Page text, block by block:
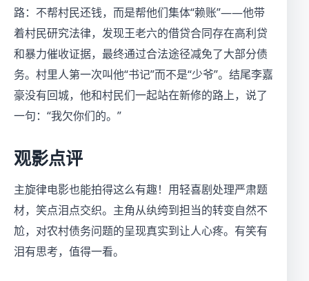
路：不帮村民还钱，而是帮他们集体“赖账”——他带
着村民研究法律，发现王老六的借贷合同存在高利贷
和暴力催收证据，最终通过合法途径减免了大部分债
务。村里人第一次叫他“书记”而不是“少爷”。结尾李嘉
豪没有回城，他和村民们一起站在新修的路上，说了
一句：“我欠你们的。”
观影点评
主旋律电影也能拍得这么有趣！用轻喜剧处理严肃题
材，笑点泪点交织。主角从纨绔到担当的转变自然不
尬，对农村债务问题的呈现真实到让人心疼。有笑有
泪有思考，值得一看。